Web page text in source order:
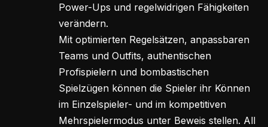
Power-Ups und regelwidrigen Fähigkeiten
verändern.
Mit optimierten Regelsätzen, anpassbaren
Teams und Outfits, authentischen
Profispielern und bombastischen
Spielzügen können die Spieler ihr Können
im Einzelspieler- und im kompetitiven
Mehrspielermodus unter Beweis stellen. All